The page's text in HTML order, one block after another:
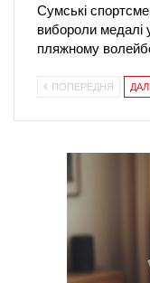
Сумські
вибороли медалі
пляжному
ПОПЕРЕДНЯ ДАЛІ